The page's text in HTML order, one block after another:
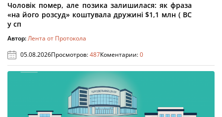
Чоловік помер, але позика залишилася: як фраза
«на його розсуд» коштувала дружині $1,1 млн ( ВС
у сп
Автор:Лента от Протокола
05.08.2026Просмотров:487Коментарии:0